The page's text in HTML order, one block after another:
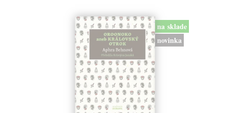
na sklade
novinka